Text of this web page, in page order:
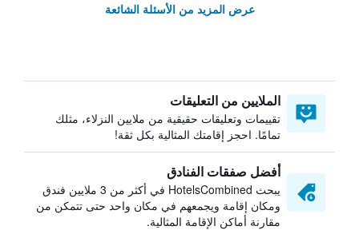
عرض المزيد من الأسئلة الشائعة
الملايين من التعليقات
تقييمات وتعليقات حقيقية من ملايين النزلاء، مثلك
تمامًا. احجز إقامتك المثالية بكل ثقة!
أفضل صفقات الفنادق
يبحث HotelsCombined في أكثر من 3 ملايين فندق
ومكان إقامة ويجمعهم في مكان واحد حتى تتمكن من
مقارنة أماكن الإقامة المثالية.